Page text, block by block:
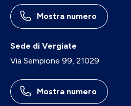
Mostra numero
Sede di Vergiate
Via Sempione 99, 21029
Mostra numero